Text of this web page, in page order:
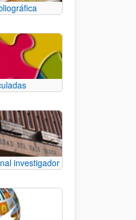
investigador